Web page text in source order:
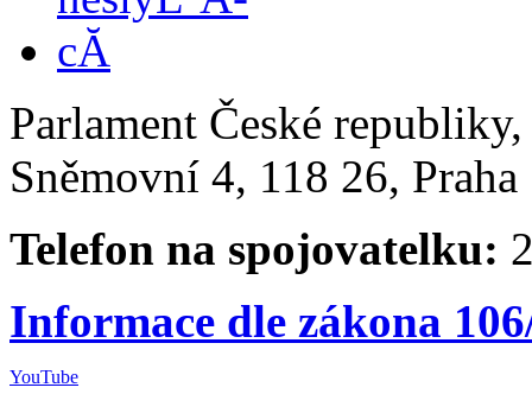
Parlament České
Sněmovní 4, 118 26,
Telefon na spojovatelku:
Informace dle zákona
YouTube